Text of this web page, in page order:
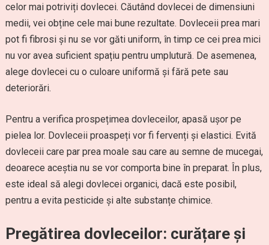
celor mai potriviți dovlecei. Căutând dovlecei de dimensiuni
medii, vei obține cele mai bune rezultate. Dovleceii prea mari
pot fi fibrosi și nu se vor găti uniform, în timp ce cei prea mici
nu vor avea suficient spațiu pentru umplutură. De asemenea,
alege dovlecei cu o culoare uniformă și fără pete sau
deteriorări.
Pentru a verifica prospețimea dovleceilor, apasă ușor pe
pielea lor. Dovleceii proaspeți vor fi fervenți și elastici. Evită
dovleceii care par prea moale sau care au semne de mucegai,
deoarece aceștia nu se vor comporta bine în preparat. În plus,
este ideal să alegi dovlecei organici, dacă este posibil,
pentru a evita pesticide și alte substanțe chimice.
Pregătirea dovleceilor: curățare și